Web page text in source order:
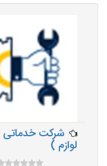
شرکت خدماتی
لوازم )